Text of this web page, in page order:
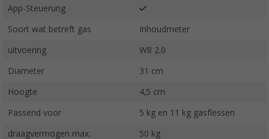
App-Steuerung
Soort wat betreft gas Inhoudmeter
uitvoering W8 2.0
Diameter 31 cm
Hoogte 4,5 cm
Passend voor 5 kg en 11 kg gasflessen
draagvermogen max. 50 kg